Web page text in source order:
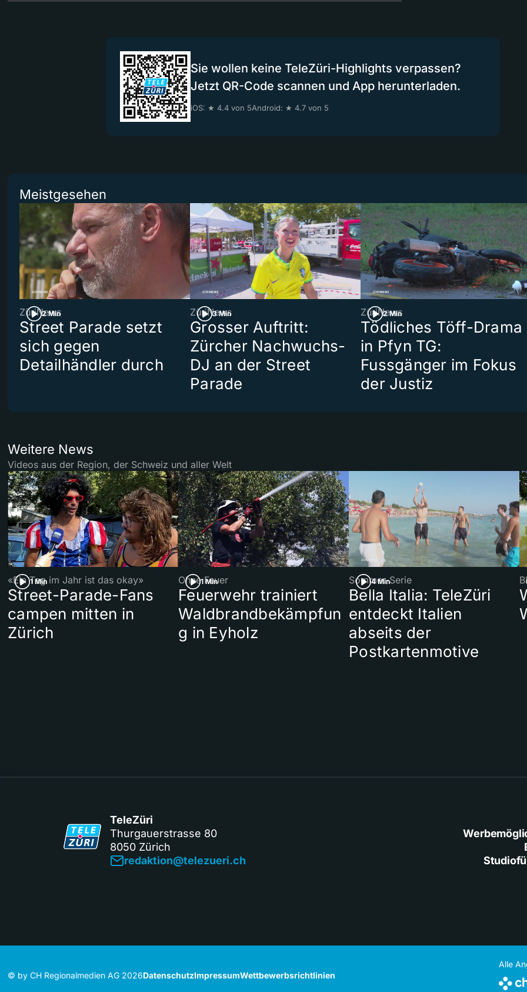
Sie wollen keine TeleZüri-Highlights verpassen?
Jetzt QR-Code scannen und App herunterladen.
iOS: ★ 4.4 von 5Android: ★ 4.7 von 5
Meistgesehen
2 Min
ZüriNews
Street Parade setzt
sich gegen
Detailhändler durch
3 Min
ZüriNews
Grosser Auftritt:
Zürcher Nachwuchs-
DJ an der Street
Parade
2 Min
ZüriNews
Tödliches Töff-Drama
in Pfyn TG:
Fussgänger im Fokus
der Justiz
Weitere News
Videos aus der Region, der Schweiz und aller Welt
1 Min
«Ein Tag im Jahr ist das okay»
Street-Parade-Fans
campen mitten in
Zürich
1 Min
Ohne Feuer
Feuerwehr trainiert
Waldbrandbekämpfun
g in Eyholz
4 Min
Sommer-Serie
Bella Italia: TeleZüri
entdeckt Italien
abseits der
Postkartenmotive
TeleZüri
Thurgauerstrasse 80
8050 Zürich
redaktion@telezueri.ch
© by CH Regionalmedien AG 2026DatenschutzImpressumWettbewerbsrichtlinien
Alle